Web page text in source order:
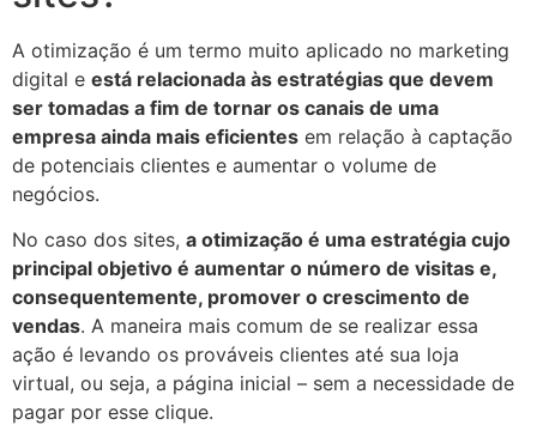
A otimização é um termo muito aplicado no marketing
digital e está relacionada às estratégias que devem
ser tomadas a fim de tornar os canais de uma
empresa ainda mais eficientes em relação à captação
de potenciais clientes e aumentar o volume de
negócios.
No caso dos sites, a otimização é uma estratégia cujo
principal objetivo é aumentar o número de visitas e,
consequentemente, promover o crescimento de
vendas. A maneira mais comum de se realizar essa
ação é levando os prováveis clientes até sua loja
virtual, ou seja, a página inicial – sem a necessidade de
pagar por esse clique.